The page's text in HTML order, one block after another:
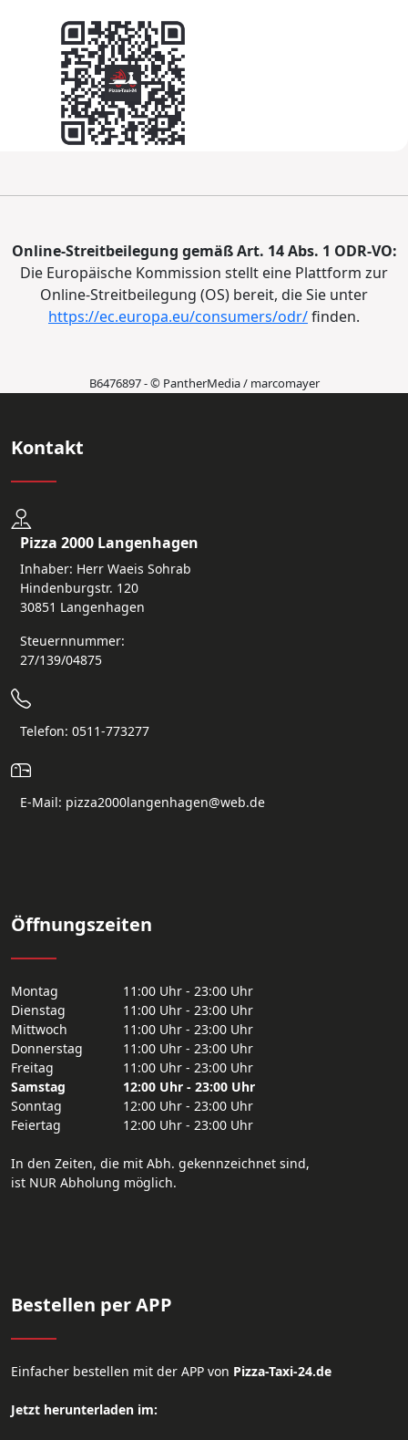
Online-Streitbeilegung gemäß Art. 14 Abs. 1 ODR-VO:
Die Europäische Kommission stellt eine Plattform zur
Online-Streitbeilegung (OS) bereit, die Sie unter
https://ec.europa.eu/consumers/odr/finden.
B6476897 - © PantherMedia / marcomayer
Kontakt
Pizza 2000 Langenhagen
Inhaber: Herr Waeis Sohrab
Hindenburgstr. 120
30851 Langenhagen
Steuernnummer:
27/139/04875
Telefon: 0511-773277
E-Mail: pizza2000langenhagen@web.de
Öffnungszeiten
Montag
11:00 Uhr - 23:00 Uhr
Dienstag
11:00 Uhr - 23:00 Uhr
Mittwoch
11:00 Uhr - 23:00 Uhr
Donnerstag
11:00 Uhr - 23:00 Uhr
Freitag
11:00 Uhr - 23:00 Uhr
Samstag
12:00 Uhr - 23:00 Uhr
Sonntag
12:00 Uhr - 23:00 Uhr
Feiertag
12:00 Uhr - 23:00 Uhr
In den Zeiten, die mit Abh. gekennzeichnet sind,
ist NUR Abholung möglich.
Bestellen per APP
Einfacher bestellen mit der APP von Pizza-Taxi-24.de
Jetzt herunterladen im: